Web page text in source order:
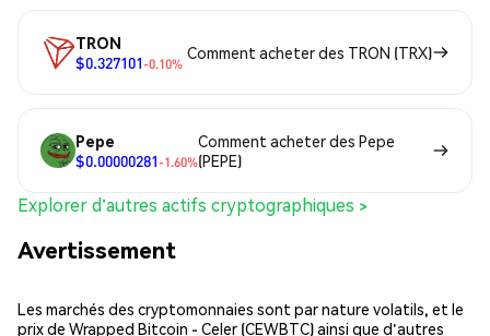
TRON
$0.327101-0.10%
Comment acheter des TRON (TRX)
Pepe
$0.00000281-1.60%
Comment acheter des Pepe
(PEPE)
Explorer d'autres actifs cryptographiques >
Avertissement
Les marchés des cryptomonnaies sont par nature volatils, et le
prix de Wrapped Bitcoin - Celer (CEWBTC) ainsi que d'autres